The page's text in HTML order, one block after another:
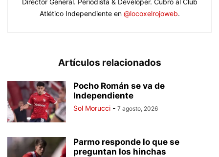
Director General. Periodista & Developer. Cubro al Club
Atlético Independiente en @locoxelrojoweb.
Artículos relacionados
Pocho Román se va de
Independiente
Sol Morucci - 7 agosto, 2026
Parmo responde lo que se
preguntan los hinchas